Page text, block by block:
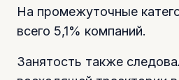
На промежуточные
всего 5,1% компаний.
Занятость также